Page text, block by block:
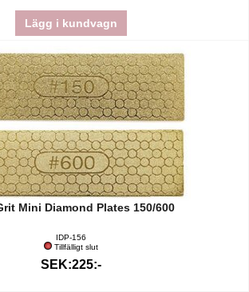
Lägg i kundvagn
Mini Diamond Plates 150/600
IDP-156
Tillfälligt slut
SEK:225:-